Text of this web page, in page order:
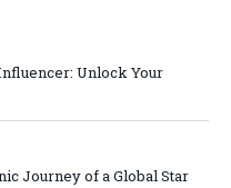
Unlock Your
Journey of a Global Star